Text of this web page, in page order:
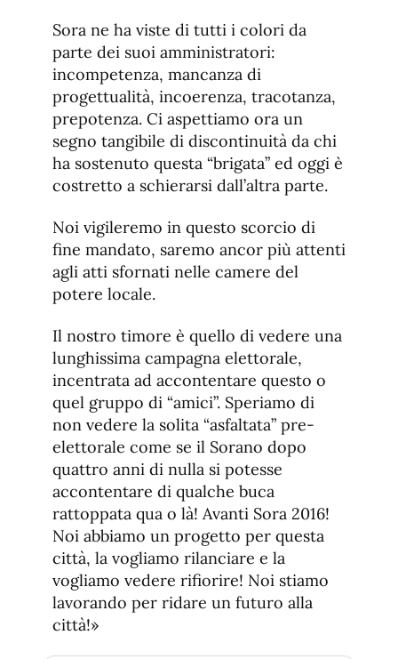
Sora ne ha viste di tutti i colori da
parte dei suoi amministratori:
incompetenza, mancanza di
progettualità, incoerenza, tracotanza,
prepotenza. Ci aspettiamo ora un
segno tangibile di discontinuità da chi
ha sostenuto questa “brigata” ed oggi è
costretto a schierarsi dall’altra parte.
Noi vigileremo in questo scorcio di
fine mandato, saremo ancor più attenti
agli atti sfornati nelle camere del
potere locale.
Il nostro timore è quello di vedere una
lunghissima campagna elettorale,
incentrata ad accontentare questo o
quel gruppo di “amici”. Speriamo di
non vedere la solita “asfaltata” pre-
elettorale come se il Sorano dopo
quattro anni di nulla si potesse
accontentare di qualche buca
rattoppata qua o là! Avanti Sora 2016!
Noi abbiamo un progetto per questa
città, la vogliamo rilanciare e la
vogliamo vedere rifiorire! Noi stiamo
lavorando per ridare un futuro alla
città!»